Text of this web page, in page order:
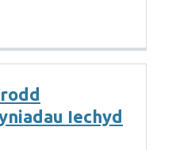
Iechyd